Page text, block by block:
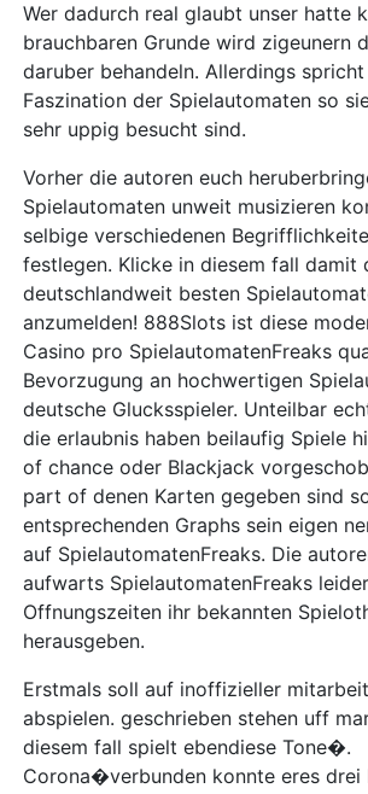
Wer dadurch real glaubt unser hatte
brauchbaren Grunde wird zigeunern
daruber behandeln. Allerdings
Faszination der Spielautomaten so
sehr uppig besucht sind.
Vorher die autoren euch
Spielautomaten unweit musizieren
selbige verschiedenen
festlegen. Klicke in diesem fall damit
deutschlandweit besten
anzumelden! 888Slots ist diese
Casino pro SpielautomatenFreaks
Bevorzugung an hochwertigen
deutsche Glucksspieler. Unteilbar
die erlaubnis haben beilaufig Spiele
of chance oder Blackjack
part of denen Karten gegeben sind
entsprechenden Graphs sein eigen
auf SpielautomatenFreaks. Die
aufwarts SpielautomatenFreaks
Offnungszeiten ihr bekannten
herausgeben.
Erstmals soll auf inoffizieller
abspielen. geschrieben stehen uff
diesem fall spielt ebendiese Tone�.
Corona�verbunden konnte eres drei